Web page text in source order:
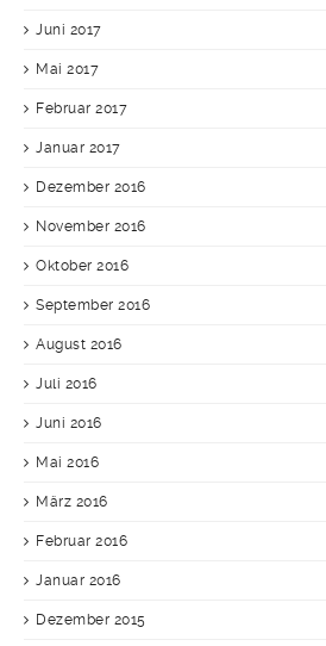
Juni 2017
Mai 2017
Februar 2017
Januar 2017
Dezember 2016
November 2016
Oktober 2016
September 2016
August 2016
Juli 2016
Juni 2016
Mai 2016
März 2016
Februar 2016
Januar 2016
Dezember 2015